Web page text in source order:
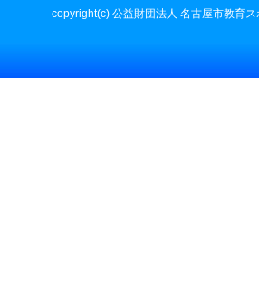
copyright(c) 公益財団法人 名古屋市教育ス